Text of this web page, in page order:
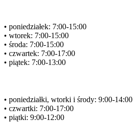
• poniedziałek: 7:00-15:00
• wtorek: 7:00-15:00
• środa: 7:00-15:00
• czwartek: 7:00-17:00
• piątek: 7:00-13:00
• poniedziałki, wtorki i środy: 9:00-14:00
• czwartki: 7:00-17:00
• piątki: 9:00-12:00